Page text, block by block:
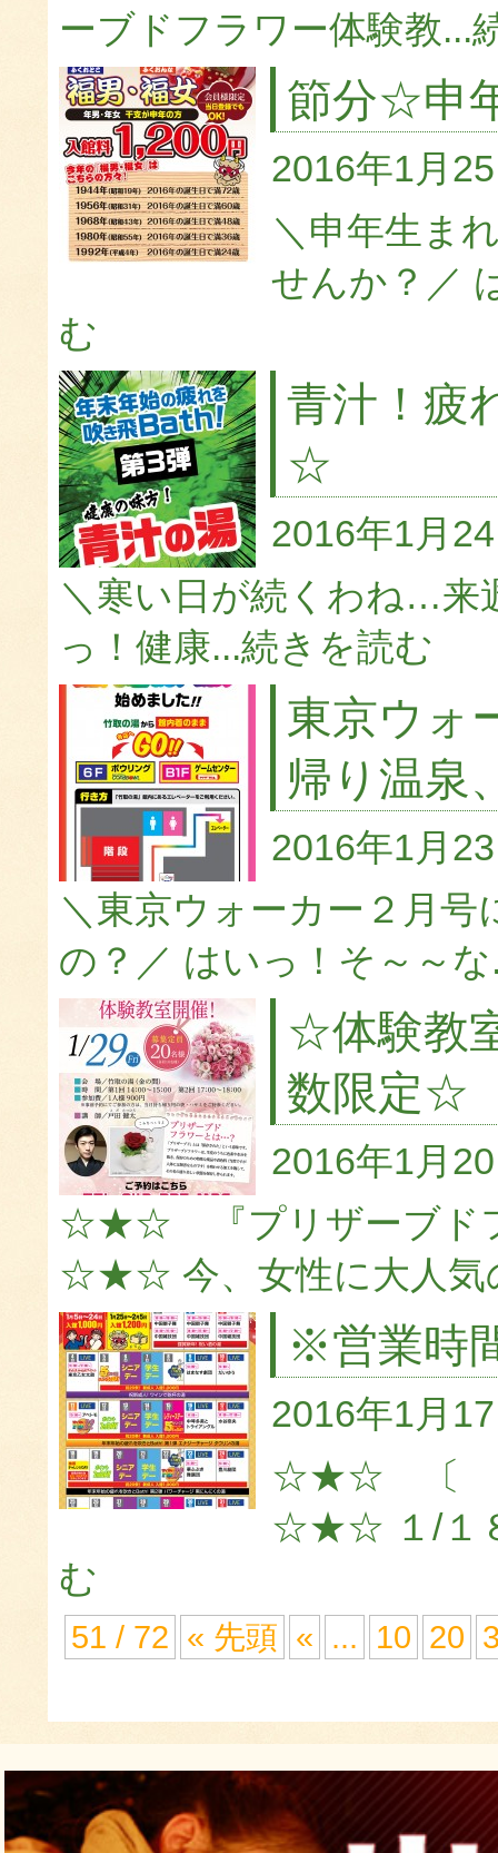
ーブドフラワー体験教...
節分☆申
2016年1月
＼申年生ま
せんか？／
む
青汁！疲
☆
2016年1月
＼寒い日が続くわね…来
っ！健康...続きを読む
東京ウォ
帰り温泉
2016年1月
＼東京ウォーカー２月
の？／ はいっ！そ～～な
☆体験教
数限定☆
2016年1月
☆★☆ 『プリザーブド
☆★☆ 今、女性に大人気
※営業時
2016年1月
☆★☆ 〔 営
☆★☆ １/１
む
51 / 72 « 先頭 « ... 10 20